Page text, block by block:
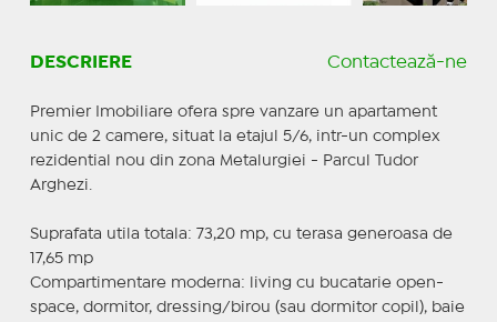
DESCRIERE Contactează-ne
Premier Imobiliare ofera spre vanzare un apartament
unic de 2 camere, situat la etajul 5/6, intr-un complex
rezidential nou din zona Metalurgiei - Parcul Tudor
Arghezi.
Suprafata utila totala: 73,20 mp, cu terasa generoasa de
17,65 mp
Compartimentare moderna: living cu bucatarie open-
space, dormitor, dressing/birou (sau dormitor copil), baie